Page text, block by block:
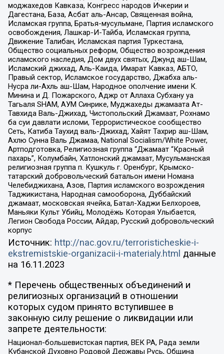
моджахедов Кавказа, Конгресс народов Ичкерии и
Дагестана, База, Асбат аль-Ансар, Священная война,
Исламская группа, Братья-мусульмане, Партия исламского
освобождения, Лашкар-И-Тайба, Исламская группа,
Движение Талибан, Исламская партия Туркестана,
Общество социальных реформ, Общество возрождения
исламского наследия, Дом двух святых, Джунд аш-Шам,
Исламский джихад, Аль-Каида, Имарат Кавказ, АБТО,
Правый сектор, Исламское государство, Джабха аль-
Нусра ли-Ахль аш-Шам, Народное ополчение имени К.
Минина и Д. Пожарского, Аджр от Аллаха Субхану уа
Тагьаля SHAM, АУМ Синрике, Муджахеды джамаата Ат-
Тавхида Валь-Джихад, Чистопольский Джамаат, Рохнамо
ба суи давлати исломи, Террористическое сообщество
Сеть, Катиба Таухид валь-Джихад, Хайят Тахрир аш-Шам,
Ахлю Сунна Валь Джамаа, National Socialism/White Power,
Артподготовка, Религиозная группа “Джамаат “Красный
пахарь”, Колумбайн, Хатлонский джамаат, Мусульманская
религиозная группа п. Кушкуль г. Оренбург, Крымско-
татарский добровольческий батальон имени Номана
Челебиджихана, Азов, Партия исламского возрождения
Таджикистана, Народная самооборона, Дуббайский
джамаат, московская ячейка, Батал-Хаджи Белхороев,
Маньяки Культ Убийц, Молодёжь Которая Улыбается,
Легион Свобода России, Айдар, Русский добровольческий
корпус
Источник: http://nac.gov.ru/terroristicheskie-i-
ekstremistskie-organizacii-i-materialy.html данные
на 16.11.2023
* Перечень общественных объединений и
религиозных организаций в отношении
которых судом принято вступившее в
законную силу решение о ликвидации или
запрете деятельности:
Национал-большевистская партия, ВЕК РА, Рада земли
Кубанской Духовно Родовой Державы Русь, Община